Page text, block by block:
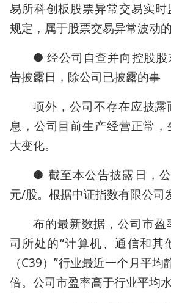
易所科创板股票异常交易实
规定，属于股票交易异常波动的
● 经公司自查并向控股股
告披露日，除公司已披露的事
项外，公司不存在应披
息，公司目前生产经营正常
大变化。
● 截至本公告披露日，
元/股。根据中证指数有限公司
布的最新数据，公司市盈
司所处的“计算机、通信和其
（C39）”行业最近一个月平
倍。公司市盈率高于行业平均水